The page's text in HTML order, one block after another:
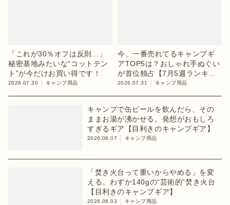
「これが30％オフは反則…」
秘密基地みたいな“コットテン
ト”が今だけお買い得です！
2026.07.30 キャンプ用品
今、一番売れてるキャンプギ
アTOP5は？おしゃれ手ぬぐい
が首位独占【7月5週ランキン
グ】
2026.07.31 キャンプ用品
キャンプで缶ビールを飲んだら、その
ままお湯が沸かせる。発想がおもしろ
すぎるギア【目利きのキャンプギア】
2026.08.07 キャンプ用品
「焚き火台って重いからやめる」を変
える。わずか140gの“芸術的”焚き火台
【目利きのキャンプギア】
2026.08.03 キャンプ用品